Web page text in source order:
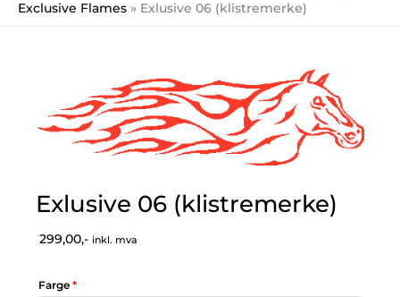
Exclusive Flames
Exlusive 06 (klistremerke)
Exlusive 06 (klistremerke)
299,00,- inkl. mva
Farge *